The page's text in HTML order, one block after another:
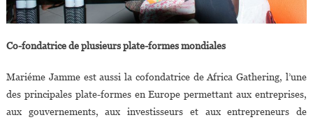
Co-fondatrice de plusieurs plate-formes mondiales
Mariéme Jamme est aussi la cofondatrice de Africa Gathering, l’une
des principales plate-formes en Europe permettant aux entreprises,
aux gouvernements, aux investisseurs et aux entrepreneurs de